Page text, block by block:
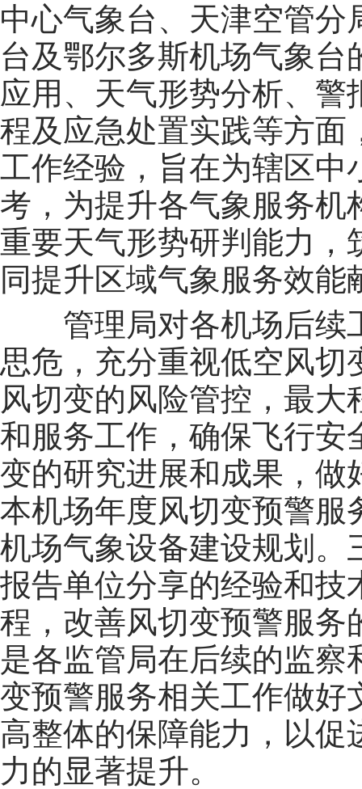
中心气象台、天津空管
台及鄂尔多斯机场气象
应用、天气形势分析、
程及应急处置实践等方面
工作经验，旨在为辖区中
考，为提升各气象服务机
重要天气形势研判能力，
同提升区域气象服务效能
管理局对各机场后续
思危，充分重视低空风切
风切变的风险管控，最
和服务工作，确保飞行安
变的研究进展和成果，做
本机场年度风切变预警服
机场气象设备建设规划。
报告单位分享的经验和技
程，改善风切变预警服务
是各监管局在后续的监
变预警服务相关工作做好
高整体的保障能力，以促
力的显著提升。